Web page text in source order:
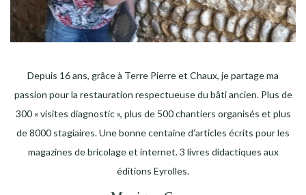
Depuis 16 ans, grâce à Terre Pierre et Chaux, je partage ma
passion pour la restauration respectueuse du bâti ancien. Plus de
300 « visites diagnostic », plus de 500 chantiers organisés et plus
de 8000 stagiaires. Une bonne centaine d’articles écrits pour les
magazines de bricolage et internet. 3 livres didactiques aux
éditions Eyrolles.